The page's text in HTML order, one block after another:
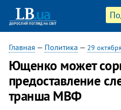
Главная — Политика — 29
Ющенко может
предоставление
транша МВФ